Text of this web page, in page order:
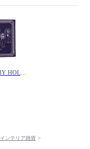
HAY DOGS BY HOLLY GOLIGHTLY DOGS SCARF / ヘイ ドッグ コレクション ドッグスカーフ /
インテリア雑貨